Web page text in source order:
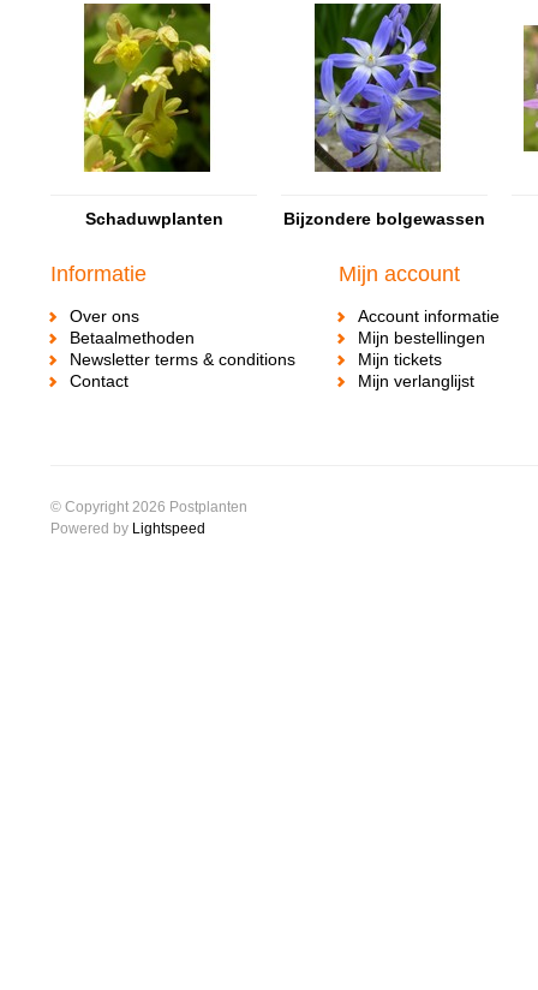
Schaduwplanten Bijzondere bolgewassen
Informatie
Over ons
Betaalmethoden
Newsletter terms & conditions
Contact
Mijn account
Account informatie
Mijn bestellingen
Mijn tickets
Mijn verlanglijst
© Copyright 2026 Postplanten
Powered by Lightspeed